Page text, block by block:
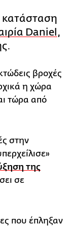
κατάσταση
Daniel ,
βροχές
η χώρα
τώρα από
στην
της
σε
που έπληξαν